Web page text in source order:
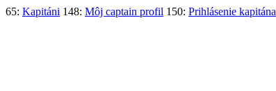
65: Kapitáni 148: Môj captain profil 150: Prihlásenie kapitána